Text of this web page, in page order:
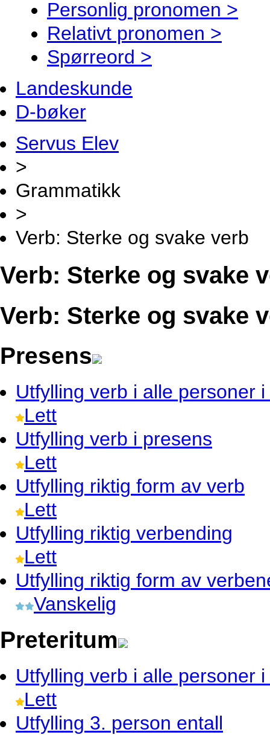
Personlig pronomen >
Relativt pronomen >
Spørreord >
Landeskunde
D-bøker
Servus Elev
>
Grammatikk
>
Verb: Sterke og svake verb
Verb: Sterke og svake
Verb: Sterke og svake
Presens
Utfylling verb i alle personer
Lett
Utfylling verb i presens
Lett
Utfylling riktig form av verb
Lett
Utfylling riktig verbending
Lett
Utfylling riktig form av
Vanskelig
Preteritum
Utfylling verb i alle personer
Lett
Utfylling 3. person entall